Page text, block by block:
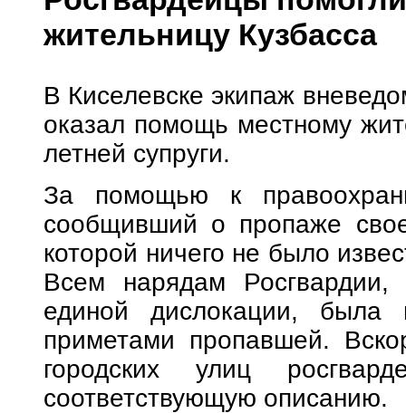
жительницу Кузбасса
В Киселевске экипаж
оказал помощь местному
летней супруги.
За помощью к
сообщивший о пропаже
которой ничего не было
Всем нарядам Росгвардии,
единой дислокации, была
приметами пропавшей.
городских улиц
соответствующую описанию.